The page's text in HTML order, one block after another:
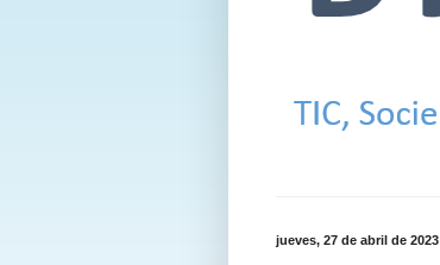
jueves, 27 de abril de 2023